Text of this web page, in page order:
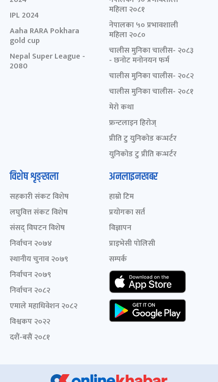
IPL 2024
Aaha RARA Pokhara
gold cup
Nepal Super League -
2080
महिला २०८१
नेपालका ५० प्रभावशाली
महिला २०८०
चालीस मुनिका चालीस- २०८३
- छनोट मनोनयन फर्म
चालीस मुनिका चालीस- २०८२
चालीस मुनिका चालीस- २०८१
मेरो कथा
फ्रन्टलाइन हिरोज्
प्रीति टु युनिकोड कन्भर्टर
युनिकोड टु प्रीति कन्भर्टर
विशेष शृङ्खला
सहकारी संकट विशेष
लघुवित्त संकट विशेष
संसद् विघटन विशेष
निर्वाचन २०७४
स्थानीय चुनाव २०७९
निर्वाचन २०७९
निर्वाचन २०८२
एमाले महाधिवेशन २०८२
विश्वकप २०२२
दशैं-बसैं २०८१
अनलाइनखबर
हाम्रो टिम
प्रयोगका सर्त
विज्ञापन
प्राइभेसी पोलिसी
सम्पर्क